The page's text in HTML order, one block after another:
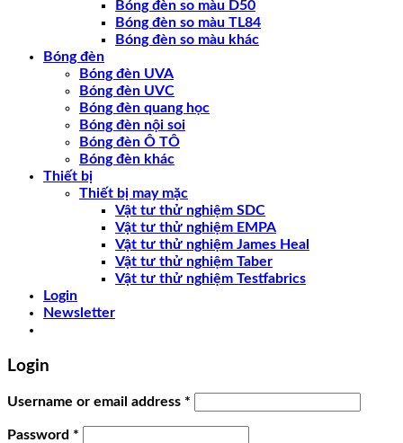
Bóng đèn so màu D50
Bóng đèn so màu TL84
Bóng đèn so màu khác
Bóng đèn
Bóng đèn UVA
Bóng đèn UVC
Bóng đèn quang học
Bóng đèn nội soi
Bóng đèn Ô TÔ
Bóng đèn khác
Thiết bị
Thiết bị may mặc
Vật tư thử nghiệm SDC
Vật tư thử nghiệm EMPA
Vật tư thử nghiệm James Heal
Vật tư thử nghiệm Taber
Vật tư thử nghiệm Testfabrics
Login
Newsletter
Login
Username or email address *
Password *